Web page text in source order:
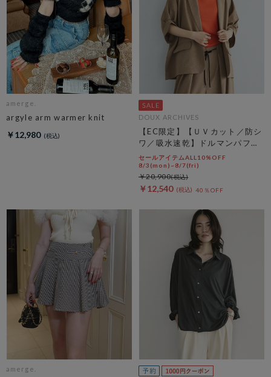
amerge.
argyle arm warmer knit
￥12,980
DOUX ARCHIVES
【EC限定】【ＵＶカット／防シ
ワ／吸水速乾】ドルマンパフジ
ャケット
セールアイテムALL10%OFF
8/3(mon)~8/7(fri)
￥12,540 40％OFF
￥20,900
amerge.